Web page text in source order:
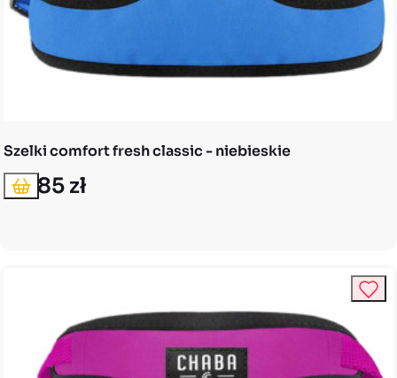
Szelki comfort fresh classic - niebieskie
Cena
46,85 zł
Dodaj do koszyka